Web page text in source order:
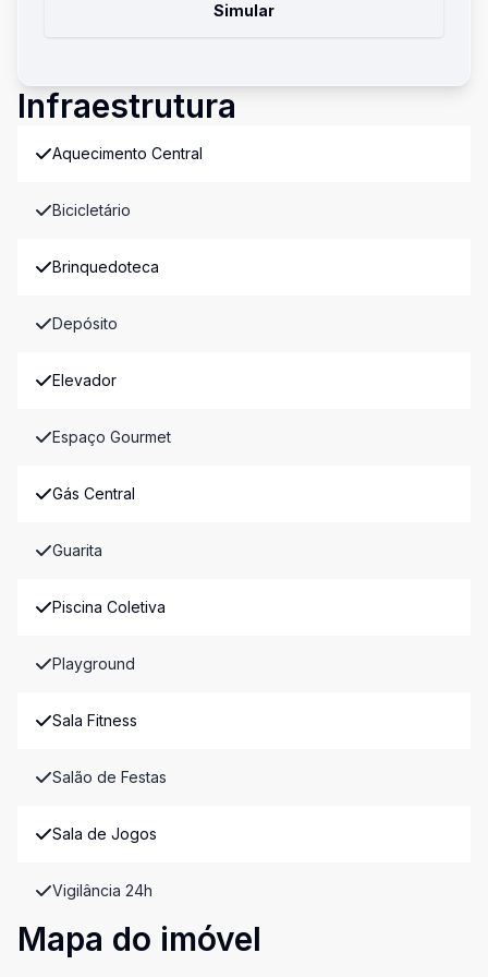
Simular
Infraestrutura
Aquecimento Central
Bicicletário
Brinquedoteca
Depósito
Elevador
Espaço Gourmet
Gás Central
Guarita
Piscina Coletiva
Playground
Sala Fitness
Salão de Festas
Sala de Jogos
Vigilância 24h
Mapa do imóvel